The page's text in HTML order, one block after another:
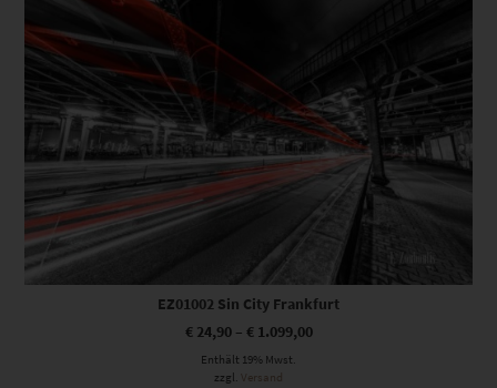
EZ01002 Sin City Frankfurt
€24,90– €1.099,00
Enthält 19% Mwst.
zzgl. Versand